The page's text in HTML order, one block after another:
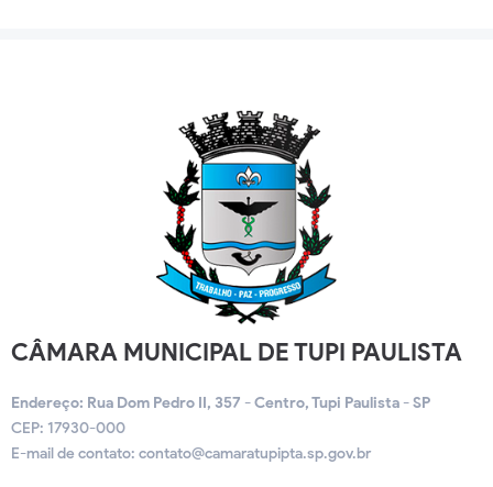
CÂMARA MUNICIPAL DE TUPI PAULISTA
Endereço: Rua Dom Pedro II, 357 - Centro, Tupi Paulista - SP
CEP: 17930-000
E-mail de contato: contato@camaratupipta.sp.gov.br